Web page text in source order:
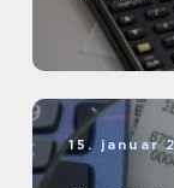
15. januar